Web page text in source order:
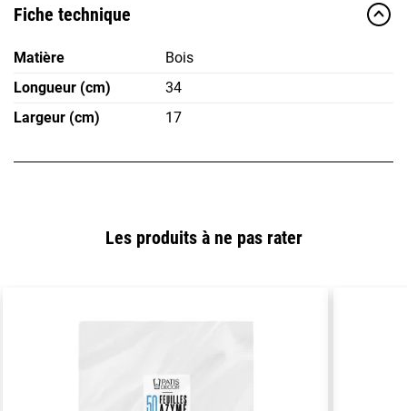
Fiche technique
Matière
Bois
Longueur (cm)
34
Largeur (cm)
17
Les produits à ne pas rater